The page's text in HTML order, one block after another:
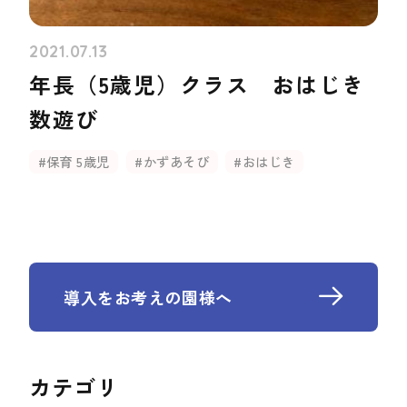
2021.07.13
年長（5歳児）クラス おはじき
数遊び
#保育 5歳児 #かずあそび #おはじき
導入をお考えの園様へ
カテゴリ